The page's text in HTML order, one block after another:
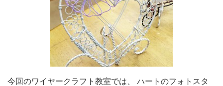
今回のワイヤークラフト教室では、 ハートのフォトスタ